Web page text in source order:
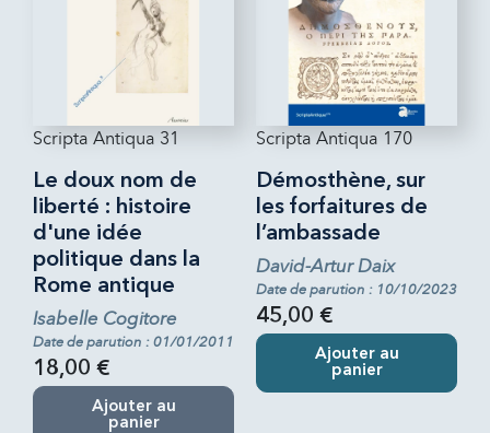
Scripta Antiqua 31
Le doux nom de
liberté : histoire
d'une idée
politique dans la
Rome antique
Isabelle Cogitore
Date de parution : 01/01/2011
18,00 €
Ajouter au
panier
Scripta Antiqua 170
Démosthène, sur
les forfaitures de
l’ambassade
David-Artur Daix
Date de parution : 10/10/2023
45,00 €
Ajouter au
panier